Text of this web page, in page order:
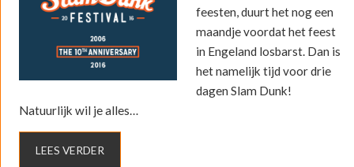
feesten, duurt het nog een
maandje voordat het feest
in Engeland losbarst. Dan is
het namelijk tijd voor drie
dagen Slam Dunk!
Natuurlijk wil je alles…
LEES VERDER